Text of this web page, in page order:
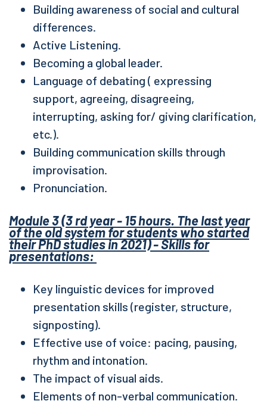
Building awareness of social and cultural
differences.
Active Listening.
Becoming a global leader.
Language of debating ( expressing
support, agreeing, disagreeing,
interrupting, asking for/ giving clarification,
etc.).
Building communication skills through
improvisation.
Pronunciation.
Module 3 (3 rd year - 15 hours. The last year
of the old system for students who started
their PhD studies in 2021) - Skills for
presentations:
Key linguistic devices for improved
presentation skills (register, structure,
signposting).
Effective use of voice: pacing, pausing,
rhythm and intonation.
The impact of visual aids.
Elements of non-verbal communication.